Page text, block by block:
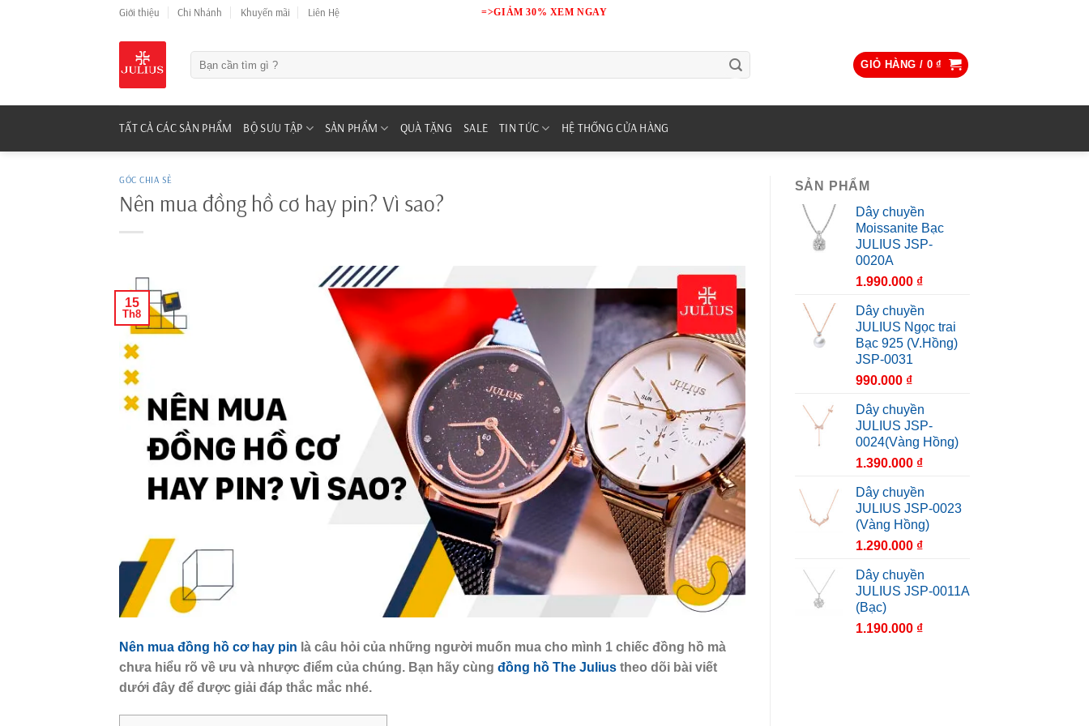
Giới thiệu Chi Nhánh Khuyến mãi Liên Hệ =>GIẢM 30% XEM NGAY
kiếm:
GIỎ HÀNG / 0₫
TẤT CẢ CÁC SẢN PHẨM BỘ SƯU TẬP SẢN PHẨM QUÀ TẶNG SALE TIN TỨC HỆ THỐNG CỬA HÀNG
GÓC CHIA SẺ
Nên mua đồng hồ cơ hay pin? Vì sao?
15
Th8
Nên mua đồng hồ cơ hay pin là câu hỏi của những người muốn mua cho mình 1 chiếc đồng hồ mà
chưa hiểu rõ về ưu và nhược điểm của chúng. Bạn hãy cùng đồng hồ The Julius theo dõi bài viết
dưới đây để được giải đáp thắc mắc nhé.
SẢN PHẨM
Dây chuyền
Moissanite Bạc
JULIUS JSP-
0020A
1.990.000 ₫
Dây chuyền
JULIUS Ngọc trai
Bạc 925 (V.Hồng)
JSP-0031
990.000 ₫
Dây chuyền
JULIUS JSP-
0024(Vàng Hồng)
1.390.000 ₫
Dây chuyền
JULIUS JSP-0023
(Vàng Hồng)
1.290.000 ₫
Dây chuyền
JULIUS JSP-0011A
(Bạc)
1.190.000 ₫